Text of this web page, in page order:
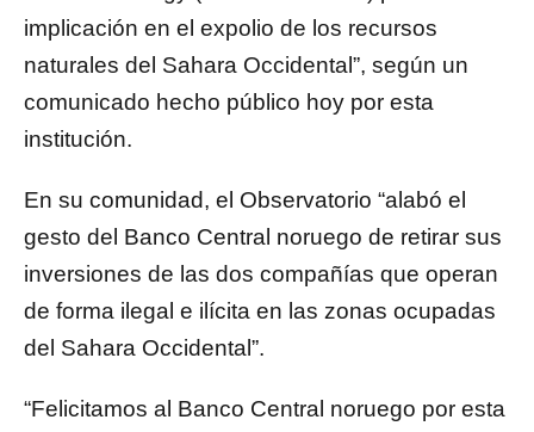
implicación en el expolio de los recursos
naturales del Sahara Occidental”, según un
comunicado hecho público hoy por esta
institución.
En su comunidad, el Observatorio “alabó el
gesto del Banco Central noruego de retirar sus
inversiones de las dos compañías que operan
de forma ilegal e ilícita en las zonas ocupadas
del Sahara Occidental”.
“Felicitamos al Banco Central noruego por esta